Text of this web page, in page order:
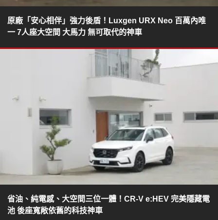
原廠「安心相伴」強力後盾！Luxgen URX Neo 百萬內唯
一 7人座大空間 大馬力 無可取代的神車
省油、純電感、大空間三位一體！CR-V e:HEV 完美隱藏電
池 後座寬敞依舊的科技神車